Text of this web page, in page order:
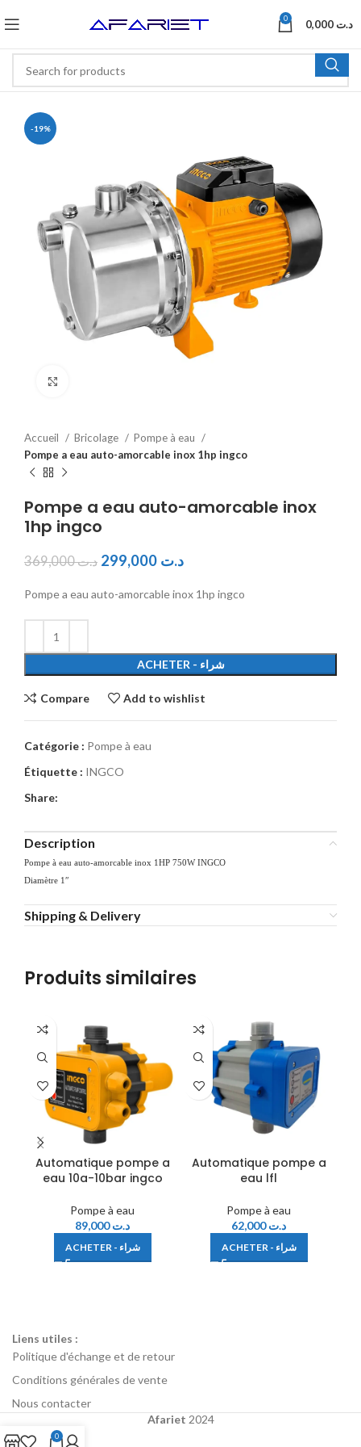
0 د.ت
-19%
Accueil Bricolage
Pompe à eau
Pompe a eau auto-amorcable inox 1hp ingco
Pompe a eau auto-amorcable inox
1hp ingco
د.ت369,000 د.ت
Pompe a eau auto-amorcable inox 1hp ingco
ACHETER - شراء
Compare Add to wishlist
Catégorie : Pompe à eau
Étiquette : INGCO
Share:
Description
Pompe à eau auto-amorcable inox 1HP 750W INGCO
Diamètre 1″
Shipping & Delivery
Produits similaires
Automatique pompe a
eau 10a-10bar ingco
Pompe à eau
د.ت89,000
ACHETER - شراء
Automatique pompe a
eau lfl
Pompe à eau
د.ت62,000
ACHETER - شراء
Liens utiles :
Politique d'échange et de retour
Conditions générales de vente
Nous contacter
Afariet 2024
0